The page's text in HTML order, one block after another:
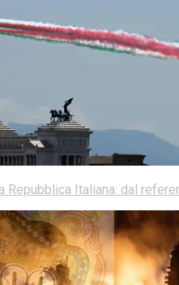
Repubblica Italiana: dal